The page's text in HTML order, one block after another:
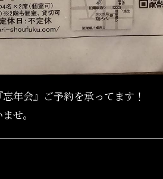
年会』ご予約を承ってます！
せ。